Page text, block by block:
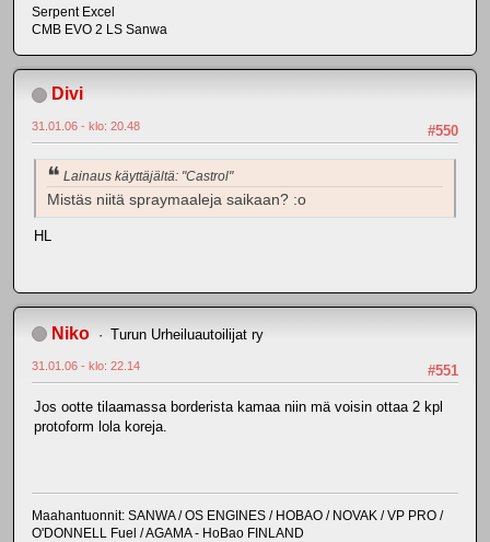
Serpent Excel
CMB EVO 2 LS Sanwa
Divi
#550
31.01.06 - klo: 20.48
Lainaus käyttäjältä: "Castrol"
Mistäs niitä spraymaaleja saikaan? :o
HL
Niko Turun Urheiluautoilijat ry
#551
31.01.06 - klo: 22.14
Jos ootte tilaamassa borderista kamaa niin mä voisin ottaa 2 kpl
protoform lola koreja.
Maahantuonnit: SANWA / OS ENGINES / HOBAO / NOVAK / VP PRO /
O'DONNELL Fuel / AGAMA - HoBao FINLAND